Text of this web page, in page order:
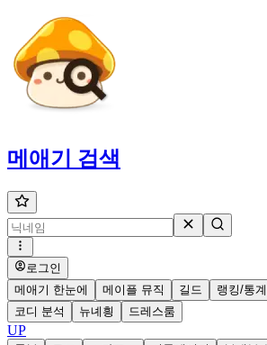
메애기 검색
로그인
메애기 한눈에
메이플 뮤직 길드 랭킹/통계
코디 분석
뉴녜힁 드레스룸
UP